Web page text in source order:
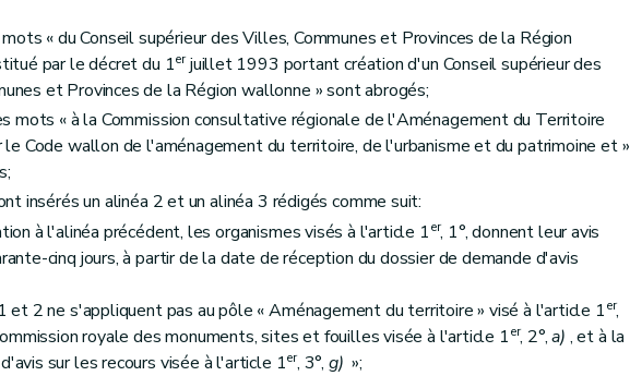
relatives à l'instauration du pôle « Énergie »
relatives à l'instauration du pôle « Logement »
« du Conseil supérieur des Villes, Communes et Provinces de la Région
par le décret du 1erjuillet 1993 portant création d'un Conseil supérieur des
et Provinces de la Région wallonne » sont abrogés;
mots « à la Commission consultative régionale de l'Aménagement du Territoire
Code wallon de l'aménagement du territoire, de l'urbanisme et du patrimoine et »
insérés un alinéa 2 et un alinéa 3 rédigés comme suit:
à l'alinéa précédent, les organismes visés à l'article 1er, 1°, donnent leur avis
cinq jours, à partir de la date de réception du dossier de demande d'avis
et 2 ne s'appliquent pas au pôle « Aménagement du territoire » visé à l'article 1er,
royale des monuments, sites et fouilles visée à l'article 1er, 2°,a) , et à la
sur les recours visée à l'article 1er, 3°, g) »;